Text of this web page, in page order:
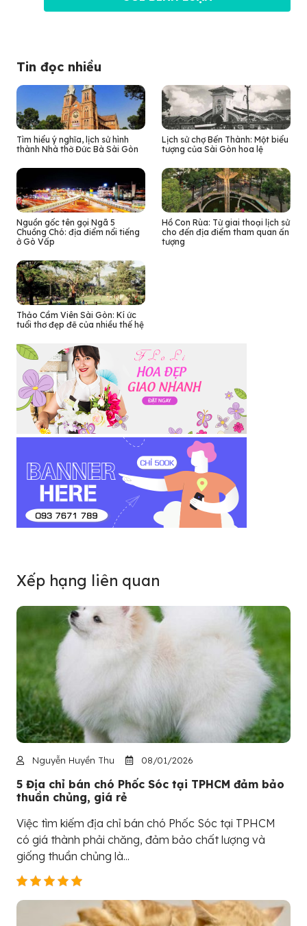
Tin đọc nhiều
Tìm hiểu ý nghĩa, lịch sử hình
thành Nhà thờ Đức Bà Sài Gòn
Lịch sử chợ Bến Thành: Một biểu
tượng của Sài Gòn hoa lệ
Nguồn gốc tên gọi Ngã 5
Chuồng Chó: địa điểm nổi tiếng
ở Gò Vấp
Hồ Con Rùa: Từ giai thoại lịch sử
cho đến địa điểm tham quan ấn
tượng
Thảo Cầm Viên Sài Gòn: Kí ức
tuổi thơ đẹp đẽ của nhiều thế hệ
Xếp hạng liên quan
Nguyễn Huyền Thu 08/01/2026
5 Địa chỉ bán chó Phốc Sóc tại TPHCM đảm bảo
thuần chủng, giá rẻ
Việc tìm kiếm địa chỉ bán chó Phốc Sóc tại TPHCM
có giá thành phải chăng, đảm bảo chất lượng và
giống thuần chủng là...